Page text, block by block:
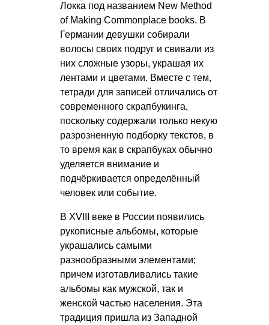
Локка под названием New Method
of Making Commonplace books. В
Германии девушки собирали
волосы своих подруг и свивали из
них сложные узоры, украшая их
лентами и цветами. Вместе с тем,
тетради для записей отличались от
современного скрапбукинга,
поскольку содержали только некую
разрозненную подборку текстов, в
то время как в скрапбуках обычно
уделяется внимание и
подчёркивается определённый
человек или событие.
В XVIII веке в России появились
рукописные альбомы, которые
украшались самыми
разнообразными элементами;
причем изготавливались такие
альбомы как мужской, так и
женской частью населения. Эта
традиция пришла из Западной